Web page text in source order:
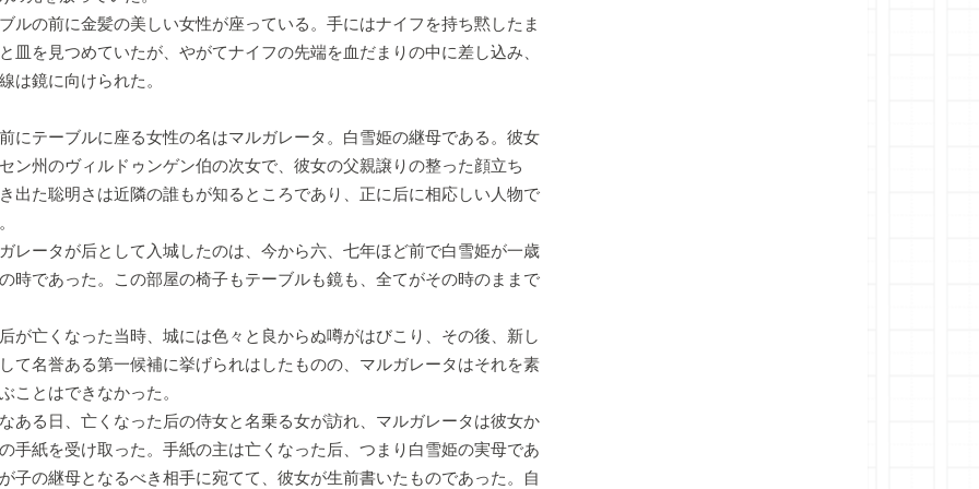
の前に金髪の美しい女性が座っている。手にはナイフを持ち黙したま
皿を見つめていたが、やがてナイフの先端を血だまりの中に差し込み、
は鏡に向けられた。
テーブルに座る女性の名はマルガレータ。白雪姫の継母である。彼女
ン州のヴィルドゥンゲン伯の次女で、彼女の父親譲りの整った顔立ち
出た聡明さは近隣の誰もが知るところであり、正に后に相応しい人物で
ータが后として入城したのは、今から六、七年ほど前で白雪姫が一歳
時であった。この部屋の椅子もテーブルも鏡も、全てがその時のままで
亡くなった当時、城には色々と良からぬ噂がはびこり、その後、新し
て名誉ある第一候補に挙げられはしたものの、マルガレータはそれを素
ことはできなかった。
る日、亡くなった后の侍女と名乗る女が訪れ、マルガレータは彼女か
手紙を受け取った。手紙の主は亡くなった后、つまり白雪姫の実母であ
子の継母となるべき相手に宛てて、彼女が生前書いたものであった。自